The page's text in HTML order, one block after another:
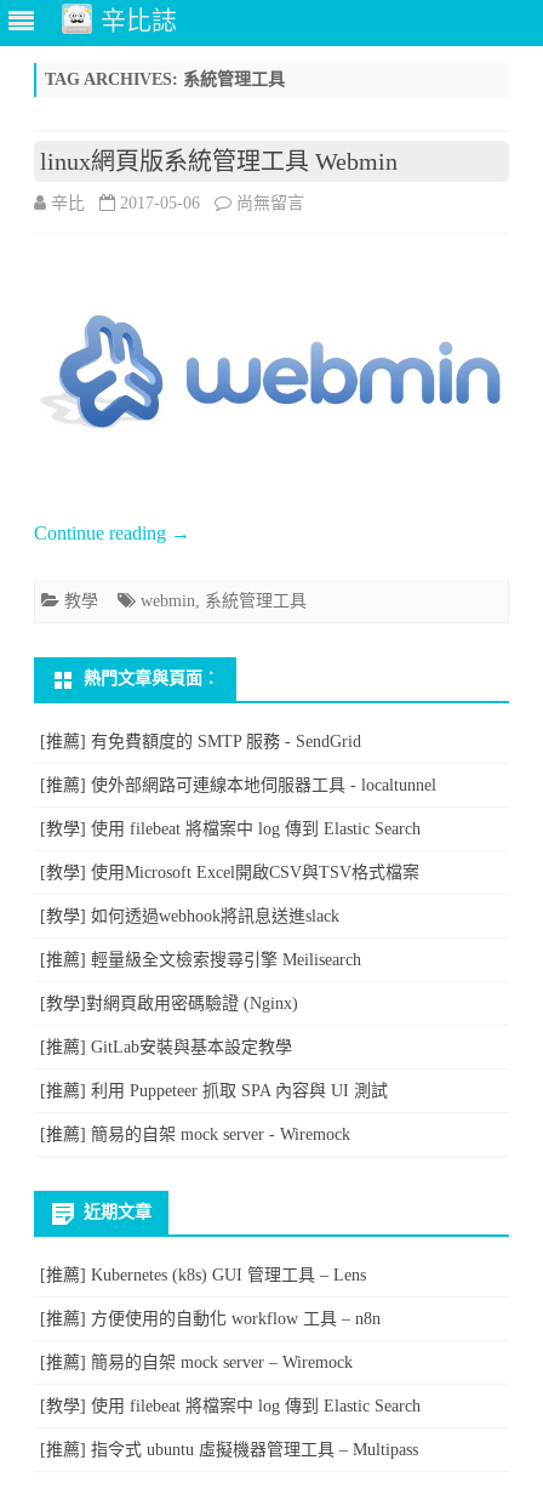
辛比誌
to
content
TAG ARCHIVES: 系統管理工具
linux網頁版系統管理工具 Webmin
辛比 2017-05-06 在
尚無留言
Continue reading →
教學 webmin, 系統管理工具
熱門文章與頁面︰
[推薦] 有免費額度的 SMTP 服務 - SendGrid
[推薦] 使外部網路可連線本地伺服器工具 - localtunnel
[教學] 使用 filebeat 將檔案中 log 傳到 Elastic Search
[教學] 使用Microsoft Excel開啟CSV與TSV格式檔案
[教學] 如何透過webhook將訊息送進slack
[推薦] 輕量級全文檢索搜尋引擎 Meilisearch
[教學]對網頁啟用密碼驗證 (Nginx)
[推薦] GitLab安裝與基本設定教學
[推薦] 利用 Puppeteer 抓取 SPA 內容與 UI 測試
[推薦] 簡易的自架 mock server - Wiremock
近期文章
[推薦] Kubernetes (k8s) GUI 管理工具 – Lens
[推薦] 方便使用的自動化 workflow 工具 – n8n
[推薦] 簡易的自架 mock server – Wiremock
[教學] 使用 filebeat 將檔案中 log 傳到 Elastic Search
[推薦] 指令式 ubuntu 虛擬機器管理工具 – Multipass